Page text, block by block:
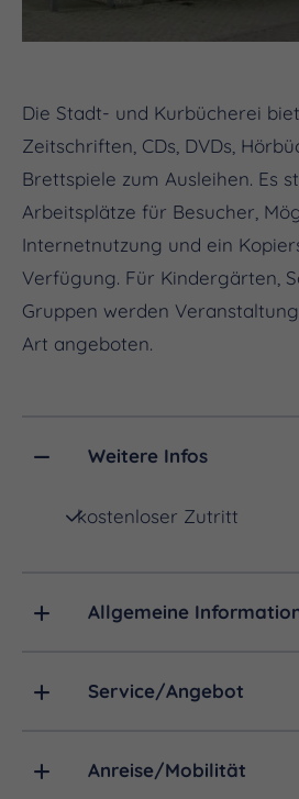
Die Stadt- und Kurbücherei
Zeitschriften, CDs, DVDs,
Brettspiele zum Ausleihen. Es
Arbeitsplätze für Besucher,
Internetnutzung und ein
Verfügung. Für Kindergärten,
Gruppen werden
Art angeboten.
Weitere Infos
kostenloser Zutritt
Allgemeine
Service/Angebot
Anreise/Mobilität